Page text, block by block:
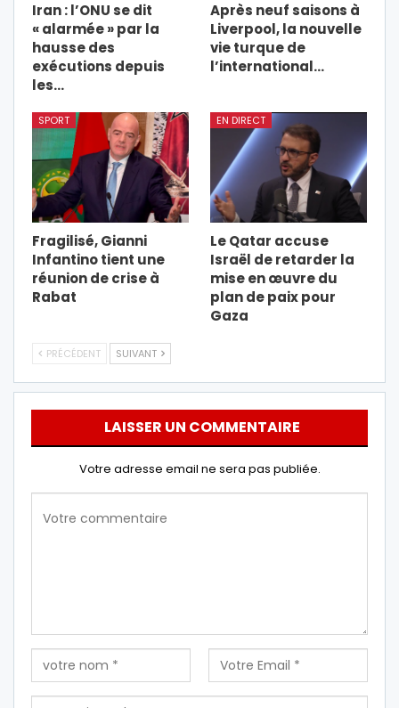
Iran : l’ONU se dit
« alarmée » par la
hausse des
exécutions depuis
les…
Après neuf saisons à
Liverpool, la nouvelle
vie turque de
l’international…
SPORT
Fragilisé, Gianni
Infantino tient une
réunion de crise à
Rabat
EN DIRECT
Le Qatar accuse
Israël de retarder la
mise en œuvre du
plan de paix pour
Gaza
PRÉCÉDENT SUIVANT
LAISSER UN COMMENTAIRE
Votre adresse email ne sera pas publiée.